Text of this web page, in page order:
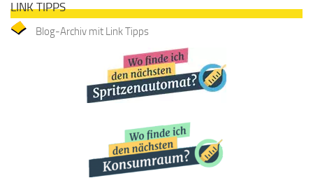
LINK TIPPS
Blog-Archiv mit Link Tipps